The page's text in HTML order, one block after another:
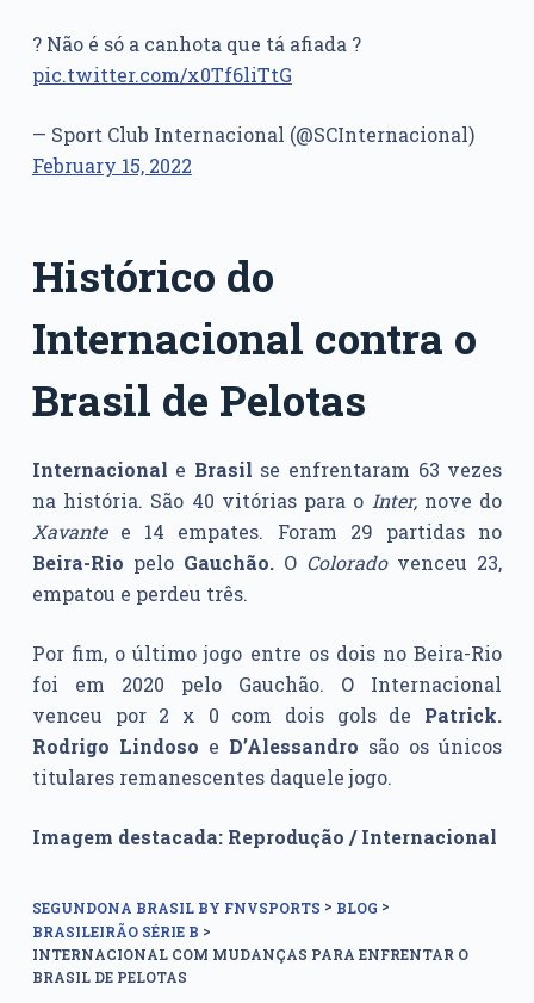
? Não é só a canhota que tá afiada ?
pic.twitter.com/x0Tf6liTtG
— Sport Club Internacional (@SCInternacional)
February 15, 2022
Histórico do
Internacional contra o
Brasil de Pelotas
Internacional e Brasil se enfrentaram 63 vezes
na história. São 40 vitórias para o Inter,nove do
Xavantee 14 empates. Foram 29 partidas no
Beira-Rio pelo Gauchão.O Coloradovenceu 23,
empatou e perdeu três.
Por fim, o último jogo entre os dois no Beira-Rio
foi em 2020 pelo Gauchão. O Internacional
venceu por 2 x 0 com dois gols de Patrick.
Rodrigo Lindoso e D’Alessandro são os únicos
titulares remanescentes daquele jogo.
Imagem destacada: Reprodução / Internacional
SEGUNDONA BRASIL BY FNVSPORTS > BLOG >
BRASILEIRÃO SÉRIE B >
INTERNACIONAL COM MUDANÇAS PARA ENFRENTAR O
BRASIL DE PELOTAS